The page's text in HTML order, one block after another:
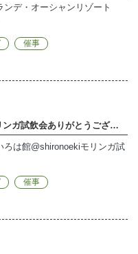
ンデ・オーシャンリゾート
催事
12/2（SAT）モリンガ試飲会ありがとうございました
は館@shironoekiモリンガ試
催事